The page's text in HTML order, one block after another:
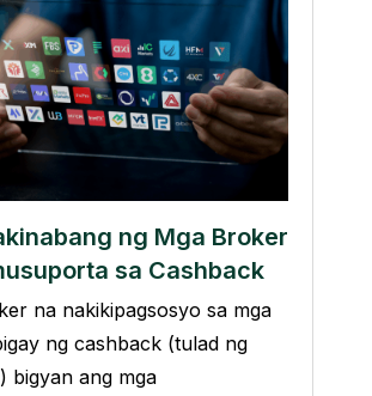
ng Mga Broker
sa Cashback
na nakikipagsosyo sa mga
ng cashback (tulad ng
bigyan ang mga